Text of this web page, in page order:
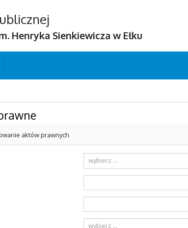
Henryka Sienkiewicza w Ełku
aktów prawnych
wybierz ...
wybierz ...